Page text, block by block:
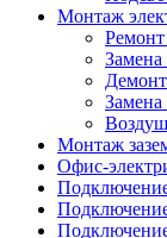
Монтаж
Ремонт
Замена
Замена
Монтаж
Офис-